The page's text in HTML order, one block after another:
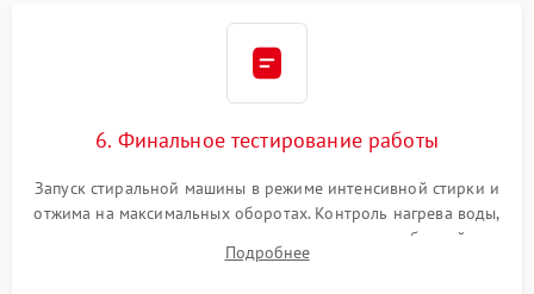
6. Финальное тестирование работы
Запуск стиральной машины в режиме интенсивной стирки и
отжима на максимальных оборотах. Контроль нагрева воды,
корректности слива, отсутствия излишних вибраций,
посторонних стуков и протечек под корпусом.
Подробнее